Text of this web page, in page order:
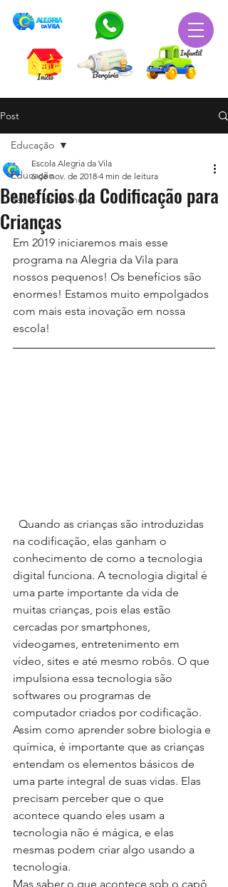
Post
Educação
Saúde da criança
Educação
Benefícios da Codificação para
Crianças
Escola Alegria da Vila
6 de nov. de 2018 4 min de leitura
Em 2019 iniciaremos mais esse
programa na Alegria da Vila para
nossos pequenos! Os benefícios são
enormes! Estamos muito empolgados
com mais esta inovação em nossa
escola!
na codificação, elas ganham o
conhecimento de como a tecnologia
digital funciona. A tecnologia digital é
uma parte importante da vida de
muitas crianças, pois elas estão
cercadas por smartphones,
videogames, entretenimento em
vídeo, sites e até mesmo robôs. O que
impulsiona essa tecnologia são
softwares ou programas de
computador criados por codificação.
Assim como aprender sobre biologia e
química, é importante que as crianças
entendam os elementos básicos de
uma parte integral de suas vidas. Elas
precisam perceber que o que
acontece quando eles usam a
tecnologia não é mágica, e elas
mesmas podem criar algo usando a
tecnologia.
Mas saber o que acontece sob o capô